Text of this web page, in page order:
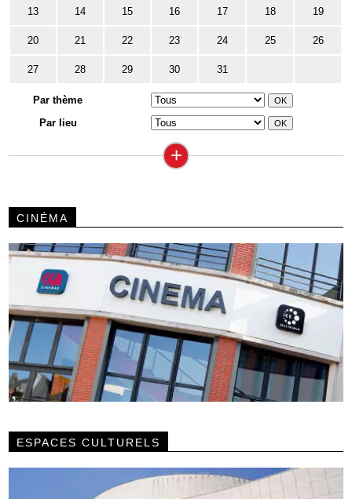
13 14 15 16 17 18 19
20 21 22 23 24 25 26
27 28 29 30 31
Par thème
Par lieu
+
CINÉMA
ESPACES CULTURELS